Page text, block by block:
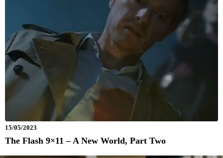
15/05/2023
The Flash 9×11 – A New World, Part Two